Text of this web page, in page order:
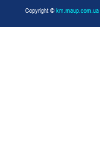
Copyright © km.maup.com.ua